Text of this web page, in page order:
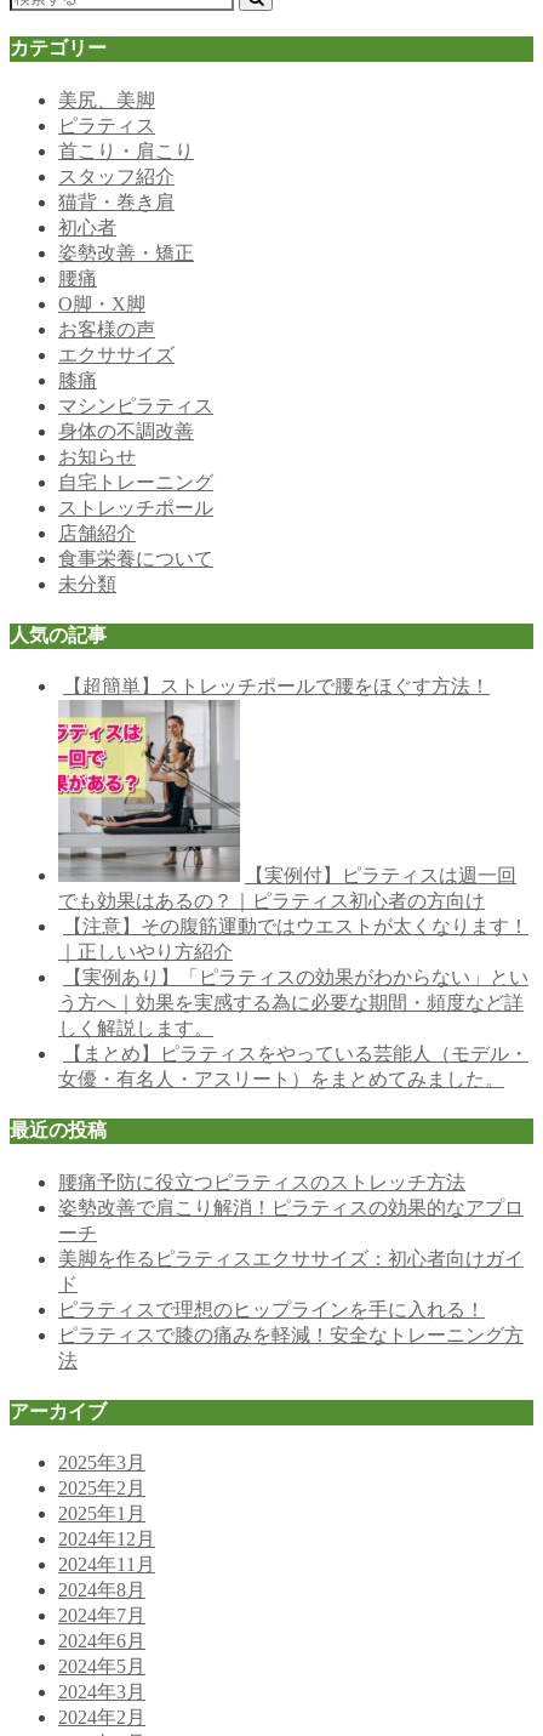
カテゴリー
美尻、美脚
ピラティス
首こり・肩こり
スタッフ紹介
猫背・巻き肩
初心者
姿勢改善・矯正
腰痛
O脚・X脚
お客様の声
エクササイズ
膝痛
マシンピラティス
身体の不調改善
お知らせ
自宅トレーニング
ストレッチポール
店舗紹介
食事栄養について
未分類
人気の記事
【超簡単】ストレッチポールで腰をほぐす方法！
【実例付】ピラティスは週一回
でも効果はあるの？｜ピラティス初心者の方向け
【注意】その腹筋運動ではウエストが太くなります！
｜正しいやり方紹介
【実例あり】「ピラティスの効果がわからない」とい
う方へ｜効果を実感する為に必要な期間・頻度など詳
しく解説します。
【まとめ】ピラティスをやっている芸能人（モデル・
女優・有名人・アスリート）をまとめてみました。
最近の投稿
腰痛予防に役立つピラティスのストレッチ方法
姿勢改善で肩こり解消！ピラティスの効果的なアプロ
ーチ
美脚を作るピラティスエクササイズ：初心者向けガイ
ド
ピラティスで理想のヒップラインを手に入れる！
ピラティスで膝の痛みを軽減！安全なトレーニング方
法
アーカイブ
2025年3月
2025年2月
2025年1月
2024年12月
2024年11月
2024年8月
2024年7月
2024年6月
2024年5月
2024年3月
2024年2月